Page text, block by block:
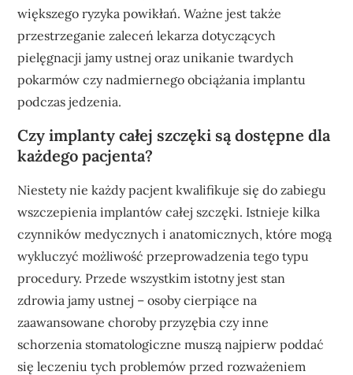
większego ryzyka powikłań. Ważne jest także
przestrzeganie zaleceń lekarza dotyczących
pielęgnacji jamy ustnej oraz unikanie twardych
pokarmów czy nadmiernego obciążania implantu
podczas jedzenia.
Czy implanty całej szczęki są dostępne dla
każdego pacjenta?
Niestety nie każdy pacjent kwalifikuje się do zabiegu
wszczepienia implantów całej szczęki. Istnieje kilka
czynników medycznych i anatomicznych, które mogą
wykluczyć możliwość przeprowadzenia tego typu
procedury. Przede wszystkim istotny jest stan
zdrowia jamy ustnej – osoby cierpiące na
zaawansowane choroby przyzębia czy inne
schorzenia stomatologiczne muszą najpierw poddać
się leczeniu tych problemów przed rozważeniem